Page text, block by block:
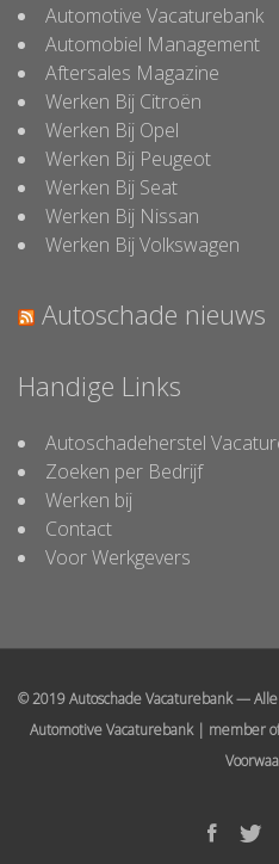
Automotive Vacaturebank
Automobiel Management
Aftersales Magazine
Werken Bij Citroën
Werken Bij Opel
Werken Bij Peugeot
Werken Bij Seat
Werken Bij Nissan
Werken Bij Volkswagen
Autoschade nieuws
Handige Links
Autoschadeherstel
Zoeken per Bedrijf
Werken bij
Contact
Voor Werkgevers
© 2019 Autoschade Vacaturebank —
Automotive Vacaturebank| member